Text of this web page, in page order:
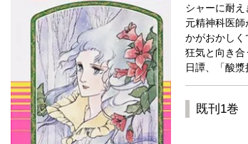
シャーに耐
元精神科医
かがおかし
狂気と向き合
日譚、「酸
既刊1巻